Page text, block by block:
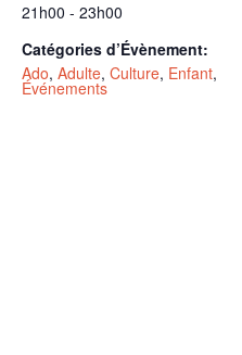
21h00 - 23h00
Catégories d’Évènement:
Ado, Adulte, Culture, Enfant,
Événements